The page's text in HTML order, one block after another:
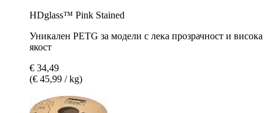
HDglass™ Pink Stained
Уникален PETG за модели с лека прозрачност и висока
якост
€ 34,49
(€ 45,99 / kg)